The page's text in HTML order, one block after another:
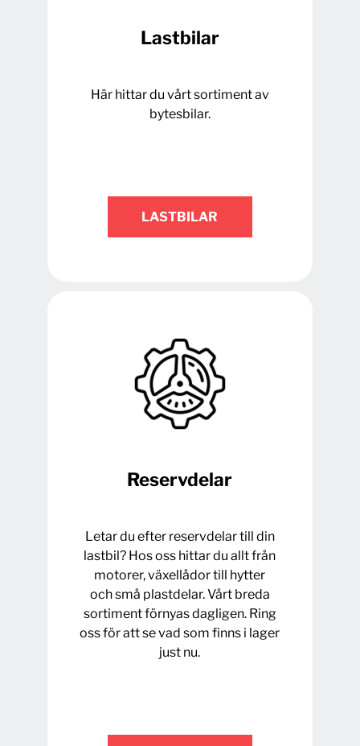
Lastbilar
Här hittar du vårt sortiment av
bytesbilar.
LASTBILAR
Reservdelar
Letar du efter reservdelar till din
lastbil? Hos oss hittar du allt från
motorer, växellådor till hytter
och små plastdelar. Vårt breda
sortiment förnyas dagligen. Ring
oss för att se vad som finns i lager
just nu.